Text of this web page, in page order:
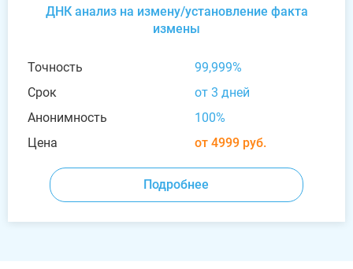
ДНК анализ на измену/установление факта
измены
Точность
99,999%
Срок
от 3 дней
Анонимность
100%
Цена
от 4999 руб.
Подробнее